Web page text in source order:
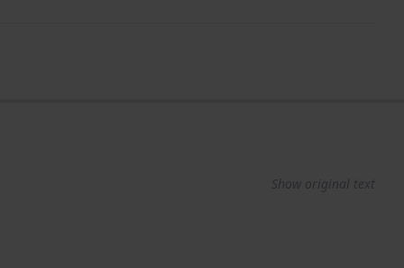
Show original text